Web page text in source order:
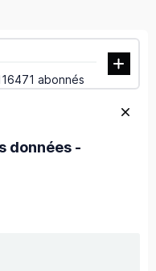
abonnés
données -